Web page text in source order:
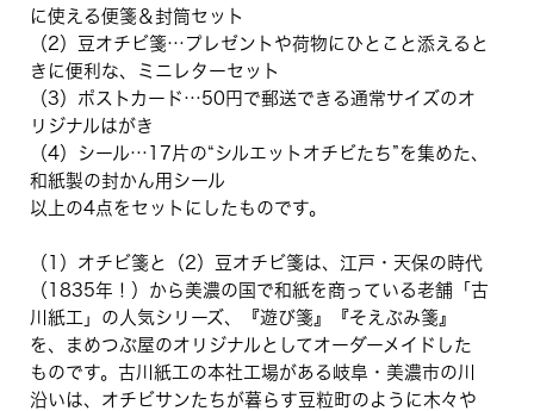
に使える便箋＆封筒セット
（2）豆オチビ箋…プレゼントや荷物にひとこと添えると
きに便利な、ミニレターセット
（3）ポストカード…50円で郵送できる通常サイズのオ
リジナルはがき
（4）シール…17片の“シルエットオチビたち”を集めた、
和紙製の封かん用シール
以上の4点をセットにしたものです。
（1）オチビ箋と（2）豆オチビ箋は、江戸・天保の時代
（1835年！）から美濃の国で和紙を商っている老舗「古
川紙工」の人気シリーズ、『遊び箋』『そえぶみ箋』
を、まめつぶ屋のオリジナルとしてオーダーメイドした
ものです。古川紙工の本社工場がある岐阜・美濃市の川
沿いは、オチビサンたちが暮らす豆粒町のように木々や